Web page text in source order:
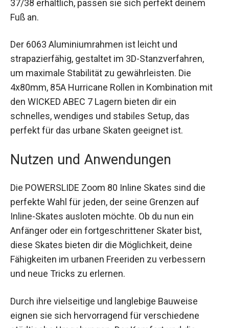
Fuß an.
strapazierfähig, gestaltet im 3D-Stanzverfahren,
um maximale Stabilität zu gewährleisten. Die
4x80mm, 85A Hurricane Rollen in Kombination
mit den WICKED ABEC 7 Lagern bieten dir ein
schnelles, wendiges und stabiles Setup, das
perfekt für das urbane Skaten geeignet ist.
Nutzen und Anwendungen
perfekte Wahl für jeden, der seine Grenzen auf
Inline-Skates ausloten möchte. Ob du nun ein
Anfänger oder ein fortgeschrittener Skater bist,
diese Skates bieten dir die Möglichkeit, deine
Fähigkeiten im urbanen Freeriden zu verbessern
und neue Tricks zu erlernen.
eignen sie sich hervorragend für verschiedene
städtische Umgebungen. Der Komfort und die